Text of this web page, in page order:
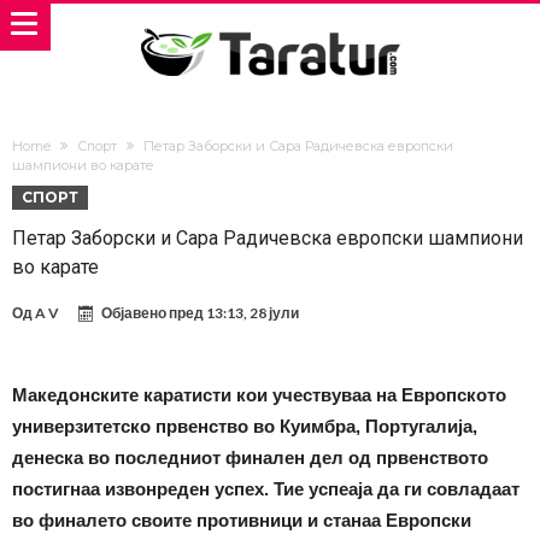
Home Спорт
Петар Заборски и Сара Радичевска европски
шампиони во карате
СПОРТ
Петар Заборски и Сара Радичевска европски шампиони
во карате
ОдA V Објавено пред 13:13, 28 јули
Македонските каратисти кои учествуваа на Европското
универзитетско првенство во Куимбра, Португалија,
денеска во последниот финален дел од првенството
постигнаа извонреден успех. Тие успеаја да ги совладаат
во финалето своите противници и станаа Европски